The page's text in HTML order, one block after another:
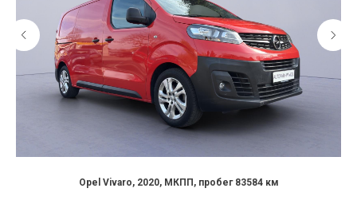
Opel Vivaro, 2020, МКПП, пробег 83584 км